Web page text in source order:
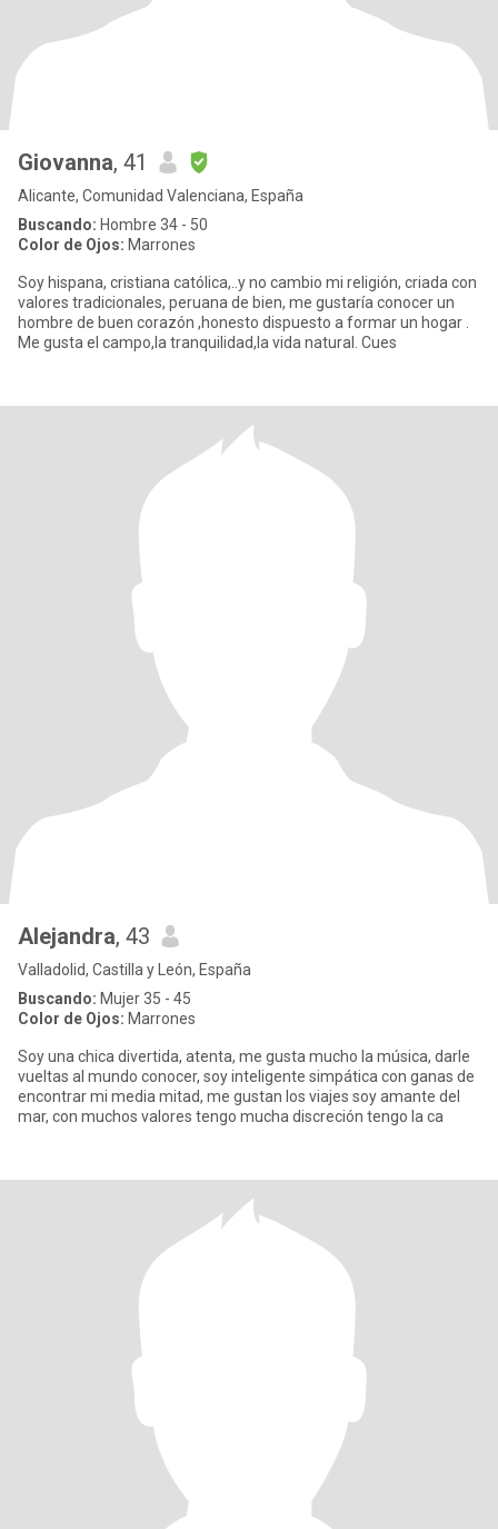
Giovanna, 41
Alicante, Comunidad Valenciana, España
Buscando: Hombre 34 - 50
Color de Ojos: Marrones
Soy hispana, cristiana católica,..y no cambio mi religión, criada con
valores tradicionales, peruana de bien, me gustaría conocer un
hombre de buen corazón ,honesto dispuesto a formar un hogar .
Me gusta el campo,la tranquilidad,la vida natural. Cues
Alejandra, 43
Valladolid, Castilla y León, España
Buscando: Mujer 35 - 45
Color de Ojos: Marrones
Soy una chica divertida, atenta, me gusta mucho la música, darle
vueltas al mundo conocer, soy inteligente simpática con ganas de
encontrar mi media mitad, me gustan los viajes soy amante del
mar, con muchos valores tengo mucha discreción tengo la ca